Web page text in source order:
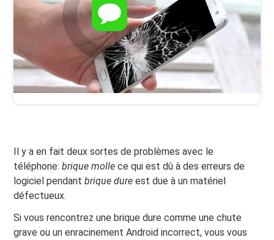
Il y a en fait deux sortes de problèmes avec le
téléphone:brique molle ce qui est dû à des erreurs de
logiciel pendantbrique dure est due à un matériel
défectueux.
Si vous rencontrez une brique dure comme une chute
grave ou un enracinement Android incorrect, vous vous